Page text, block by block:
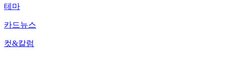
테마
카드뉴스
컷&칼럼